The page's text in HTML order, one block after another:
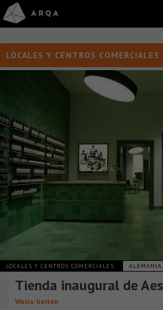
LOCALES Y CENTROS COMERCIALES
LOCALES Y CENTROS COMERCIALES ALEMANIA
Tienda inaugural de
Weiss-heiten